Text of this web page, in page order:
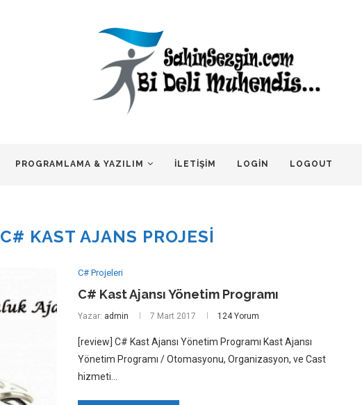
PROGRAMLAMA & YAZILIM İLETIŞIM LOGIN LOGOUT
C# KAST AJANS PROJESI
C# Projeleri
C# Kast Ajansı Yönetim Programı
Yazar: admin 7 Mart 2017 124 Yorum
[review] C# Kast Ajansı Yönetim Programı Kast Ajansı
Yönetim Programı / Otomasyonu, Organizasyon, ve Cast
hizmeti…